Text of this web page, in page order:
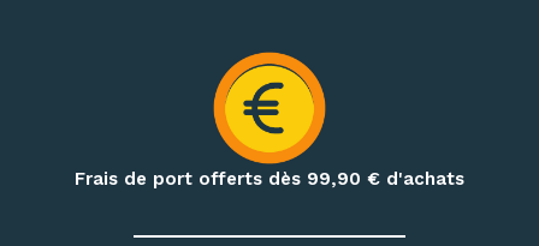
d’hydratation et produits de nutrition outdoor
Préparez également vos treks et nuits en pleine nature
avec notre matériel de bivouac :réchauds, cartouches de
gaz à visser, popotes, couverts, hamacs, moustiquaires,
Frais de port offerts dès 99,90 € d'achats